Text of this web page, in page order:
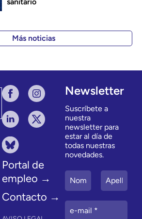
Más noticias
Portal de
empleo →
Contacto →
Newsletter
Suscríbete a
nuestra
newsletter para
estar al día de
todas nuestras
novedades.